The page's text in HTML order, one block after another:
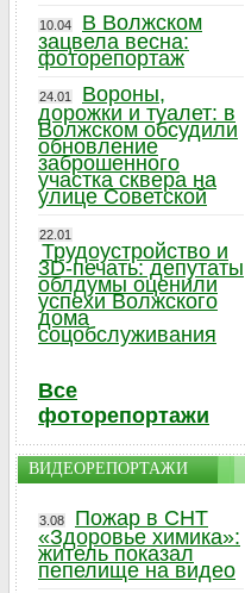
10.04
В Волжском
зацвела весна:
фоторепортаж
24.01
Вороны,
дорожки и туалет: в
Волжском обсудили
обновление
заброшенного
участка сквера на
улице Советской
22.01
Трудоустройство и
3D-печать: депутаты
облдумы оценили
успехи Волжского
дома
соцобслуживания
Все
фоторепортажи
ВИДЕОРЕПОРТАЖИ
3.08
Пожар в СНТ
«Здоровье химика»:
житель показал
пепелище на видео